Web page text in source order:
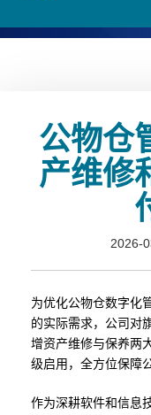
公物仓
产维修
2026-
为优化公物仓数字化
的实际需求，公司对
增资产维修与保养两
级启用，全方位保障
作为深耕软件和信息